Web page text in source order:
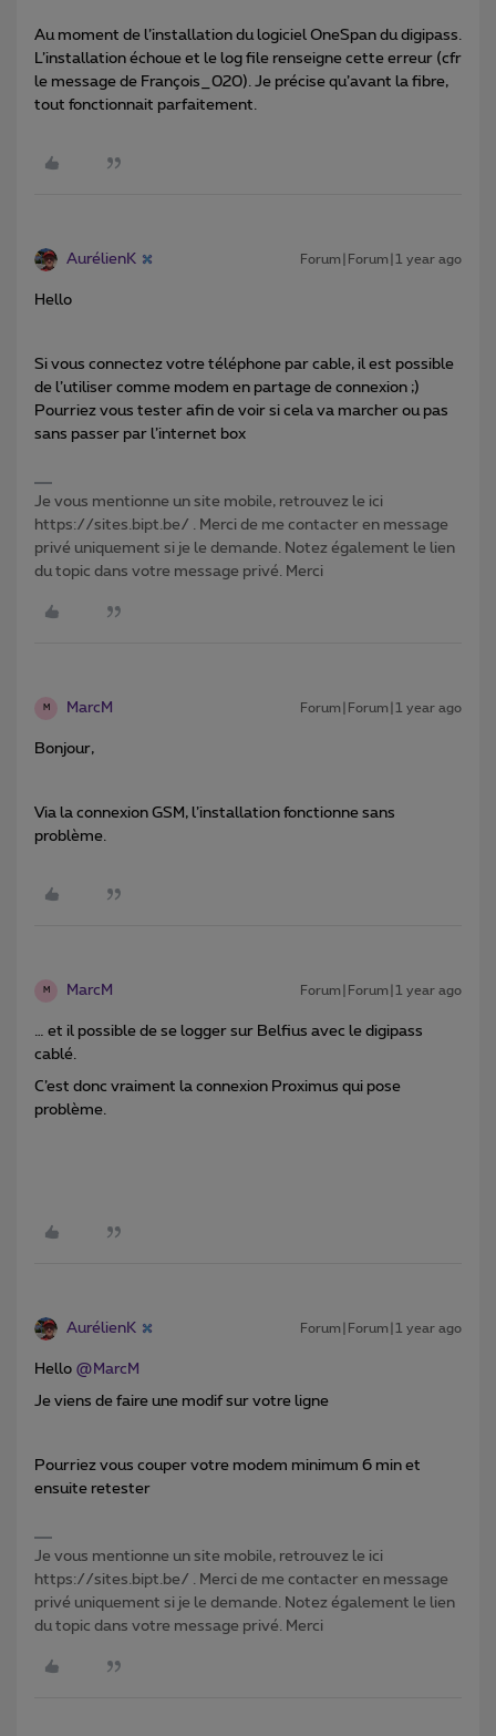
Au moment de l’installation du logiciel OneSpan du digipass.
L’installation échoue et le log file renseigne cette erreur (cfr
le message de François_020). Je précise qu’avant la fibre,
tout fonctionnait parfaitement.
AurélienK Forum|Forum|1 year ago
Hello
Si vous connectez votre téléphone par cable, il est possible
de l’utiliser comme modem en partage de connexion ;)
Pourriez vous tester afin de voir si cela va marcher ou pas
sans passer par l’internet box
Je vous mentionne un site mobile, retrouvez le ici
https://sites.bipt.be/ . Merci de me contacter en message
privé uniquement si je le demande. Notez également le lien
du topic dans votre message privé. Merci
M MarcM Forum|Forum|1 year ago
Bonjour,
Via la connexion GSM, l’installation fonctionne sans
problème.
M MarcM Forum|Forum|1 year ago
… et il possible de se logger sur Belfius avec le digipass
cablé.
C’est donc vraiment la connexion Proximus qui pose
problème.
AurélienK Forum|Forum|1 year ago
Hello ​ @MarcM
Je viens de faire une modif sur votre ligne
Pourriez vous couper votre modem minimum 6 min et
ensuite retester
Je vous mentionne un site mobile, retrouvez le ici
https://sites.bipt.be/ . Merci de me contacter en message
privé uniquement si je le demande. Notez également le lien
du topic dans votre message privé. Merci